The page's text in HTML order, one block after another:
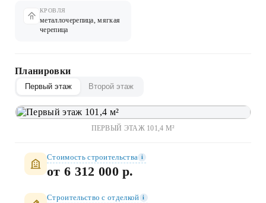
КРОВЛЯ
металлочерепица, мягкая
черепица
Планировки
Первый этаж Второй этаж
ПЕРВЫЙ ЭТАЖ 101,4 М²
Стоимость строительства i
от 6 312 000 р.
Строительство c отделкой i